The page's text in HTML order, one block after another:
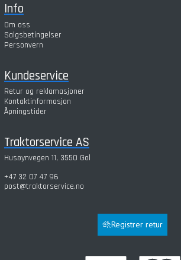
Info
Om oss
Salgsbetingelser
Personvern
Kundeservice
Retur og reklamasjoner
Kontaktinformasjon
Åpningstider
Traktorservice AS
Husøynvegen 11, 3550 Gol
+47 32 07 47 96
post@traktorservice.no
Registrer retur